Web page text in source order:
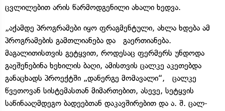
ცვლილებით არის წარმოდგენილი ახალი ხედვა.
„აქამდე პროგრამები იყო ფრაგმენტული, ახლა ხდება ამ
პროგრამების გამთლიანება და გაერთიანება.
მაგალითისთვის გეტყვით, როდესაც ფერმერს უნდოდა
გაეშენებინა ხეხილის ბაღი, ამისთვის ცალკე აკეთებდა
განაცხადს პროექტში „დანერგე მომავალი“, ცალკე
წვეთოვან სისტემასთან მიმართებით, ასევე, სეტყვის
საწინააღმდეგო ბადეებთან დაკავშირებით და ა. შ. ცალ-